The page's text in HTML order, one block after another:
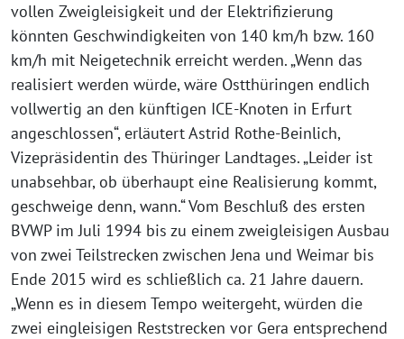
vollen Zweigleisigkeit und der Elektrifizierung
könnten Geschwindigkeiten von 140 km/h bzw. 160
km/h mit Neigetechnik erreicht werden. „Wenn das
realisiert werden würde, wäre Ostthüringen endlich
vollwertig an den künftigen ICE-Knoten in Erfurt
angeschlossen“, erläutert Astrid Rothe-Beinlich,
Vizepräsidentin des Thüringer Landtages. „Leider ist
unabsehbar, ob überhaupt eine Realisierung kommt,
geschweige denn, wann.“ Vom Beschluß des ersten
BVWP im Juli 1994 bis zu einem zweigleisigen Ausbau
von zwei Teilstrecken zwischen Jena und Weimar bis
Ende 2015 wird es schließlich ca. 21 Jahre dauern.
„Wenn es in diesem Tempo weitergeht, würden die
zwei eingleisigen Reststrecken vor Gera entsprechend